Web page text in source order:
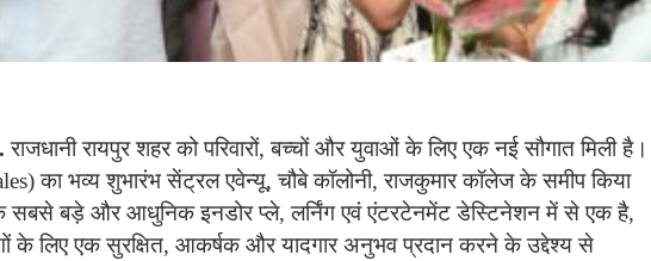
राजधानी रायपुर शहर को परिवारों, बच्चों और युवाओं के लिए एक नई सौगात मिली है।
का भव्य शुभारंभ सेंट्रल एवेन्यू, चौबे कॉलोनी, राजकुमार कॉलेज के समीप किया
सबसे बड़े और आधुनिक इनडोर प्ले, लर्निंग एवं एंटरटेनमेंट डेस्टिनेशन में से एक है,
के लिए एक सुरक्षित, आकर्षक और यादगार अनुभव प्रदान करने के उद्देश्य से